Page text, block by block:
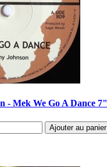
- Mek We Go A Dance 7"
Ajouter au panier